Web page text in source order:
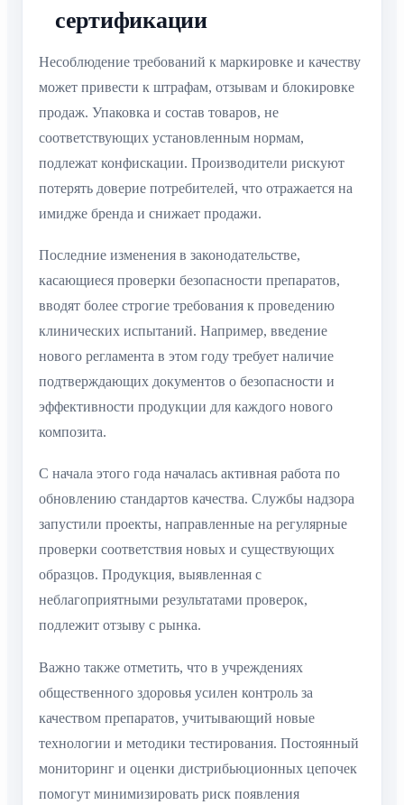
сертификации
Несоблюдение требований к маркировке и качеству
может привести к штрафам, отзывам и блокировке
продаж. Упаковка и состав товаров, не
соответствующих установленным нормам,
подлежат конфискации. Производители рискуют
потерять доверие потребителей, что отражается на
имидже бренда и снижает продажи.
Последние изменения в законодательстве,
касающиеся проверки безопасности препаратов,
вводят более строгие требования к проведению
клинических испытаний. Например, введение
нового регламента в этом году требует наличие
подтверждающих документов о безопасности и
эффективности продукции для каждого нового
композита.
С начала этого года началась активная работа по
обновлению стандартов качества. Службы надзора
запустили проекты, направленные на регулярные
проверки соответствия новых и существующих
образцов. Продукция, выявленная с
неблагоприятными результатами проверок,
подлежит отзыву с рынка.
Важно также отметить, что в учреждениях
общественного здоровья усилен контроль за
качеством препаратов, учитывающий новые
технологии и методики тестирования. Постоянный
мониторинг и оценки дистрибьюционных цепочек
помогут минимизировать риск появления